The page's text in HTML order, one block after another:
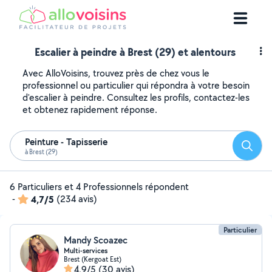
Escalier à peindre à Brest (29) et alentours
Avec AlloVoisins, trouvez près de chez vous le
professionnel ou particulier qui répondra à votre besoin
d'escalier à peindre. Consultez les profils, contactez-les
et obtenez rapidement réponse.
Peinture - Tapisserie
à Brest (29)
6 Particuliers et 4 Professionnels répondent
-
4,7/5 (234 avis)
Particulier
Mandy Scoazec
Multi-services
Brest (Kergoat Est)
4,9/5 (30 avis)